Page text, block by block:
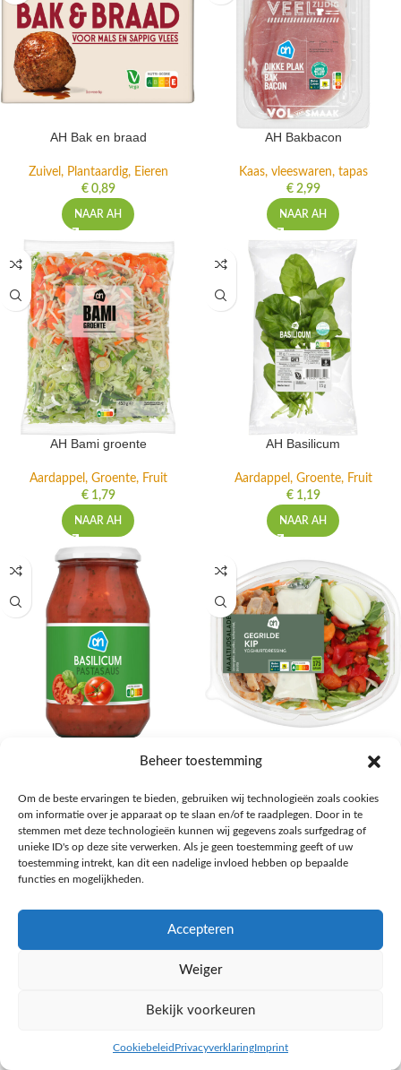
Beheer toestemming
Om de beste ervaringen te bieden, gebruiken wij technologieën zoals cookies
om informatie over je apparaat op te slaan en/of te raadplegen. Door in te
stemmen met deze technologieën kunnen wij gegevens zoals surfgedrag of
unieke ID's op deze site verwerken. Als je geen toestemming geeft of uw
toestemming intrekt, kan dit een nadelige invloed hebben op bepaalde
functies en mogelijkheden.
Accepteren
Weiger
Bekijk voorkeuren
Cookiebeleid PrivacyverklaringImprint
AH Bak en braad
Zuivel, Plantaardig, Eieren
€0,89
NAAR AH
AH Bakbacon
Kaas, vleeswaren, tapas
€2,99
NAAR AH
AH Bami groente
Aardappel, Groente, Fruit
€1,79
NAAR AH
AH Basilicum
Aardappel, Groente, Fruit
€1,19
NAAR AH
€1,59
NAAR AH
Salades,Pizza, Maaltijden
€3,39
NAAR AH